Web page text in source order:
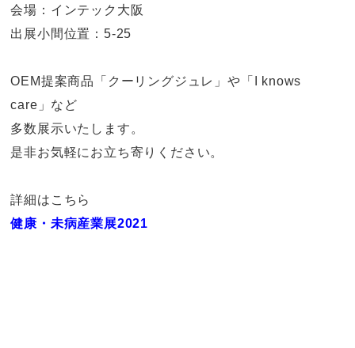
会場：インテック大阪
出展小間位置：5-25
OEM提案商品「クーリングジュレ」や「I knows
care」など
多数展示いたします。
是非お気軽にお立ち寄りください。
詳細はこちら
健康・未病産業展2021